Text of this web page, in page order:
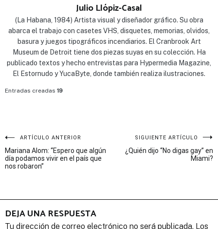
Julio Llópiz-Casal
(La Habana, 1984) Artista visual y diseñador gráfico. Su obra
abarca el trabajo con casetes VHS, disquetes, memorias, olvidos,
basura y juegos tipográficos incendiarios. El Cranbrook Art
Museum de Detroit tiene dos piezas suyas en su colección. Ha
publicado textos y hecho entrevistas para Hypermedia Magazine,
El Estornudo y YucaByte, donde también realiza ilustraciones.
Entradas creadas 19
Navegación
de
ARTÍCULO ANTERIOR
Mariana Alom: “Espero que algún
día podamos vivir en el país que
nos robaron”
SIGUIENTE ARTÍCULO
¿Quién dijo “No digas gay” en
Miami?
DEJA UNA RESPUESTA
Tu dirección de correo electrónico no será publicada. Los